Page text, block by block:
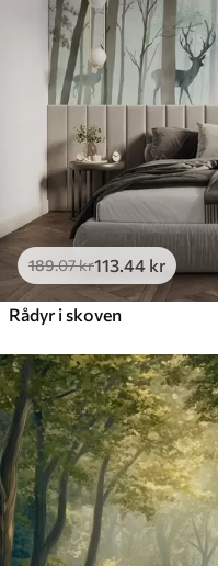
189.07kr113.44 kr
Rådyr i skoven